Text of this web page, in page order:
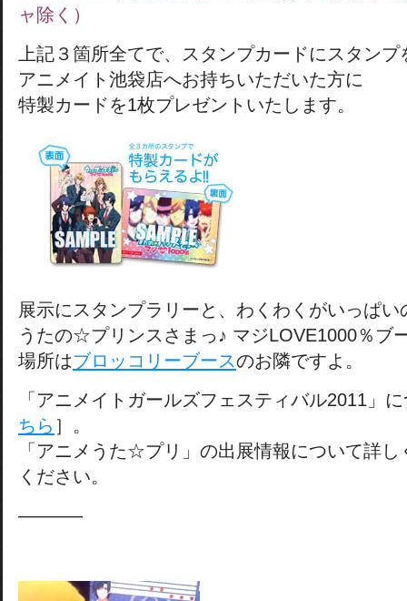
ャ除く）
上記３箇所全てで、スタンプカードにスタンプ
アニメイト池袋店へお持ちいただいた方に
特製カードを1枚プレゼントいたします。
展示にスタンプラリーと、わくわくがいっぱい
うたの☆プリンスさまっ♪ マジLOVE1000％ブ
場所はブロッコリーブースのお隣ですよ。
「アニメイトガールズフェスティバル2011」
ちら ］。
「アニメうた☆プリ」の出展情報について詳し
ください。
———–